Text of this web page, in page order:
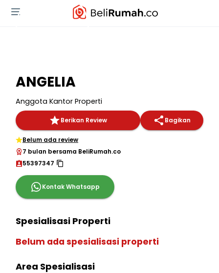
ANGELIA
Anggota Kantor Properti
Berikan Review Bagikan
Belum ada review
7 bulan bersama BeliRumah.co
55397347
Kontak Whatsapp
Spesialisasi Properti
Belum ada spesialisasi properti
Area Spesialisasi